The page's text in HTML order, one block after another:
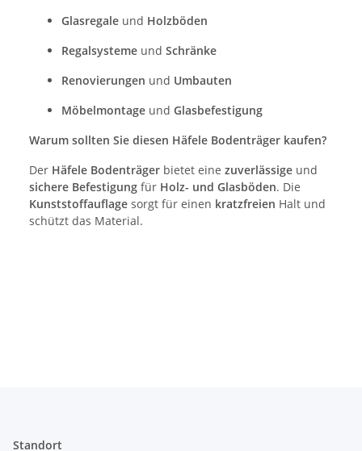
Glasregale und Holzböden
Regalsysteme und Schränke
Renovierungen und Umbauten
Möbelmontage und Glasbefestigung
Warum sollten Sie diesen Häfele Bodenträger kaufen?
Der Häfele Bodenträger bietet eine zuverlässige und
sichere Befestigung für Holz- und Glasböden. Die
Kunststoffauflage sorgt für einen kratzfreien Halt und
schützt das Material.
Standort